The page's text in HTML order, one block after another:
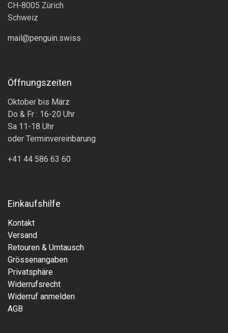
CH-8005 Zürich
Schweiz
mail@penguin.swiss
Öffnungszeiten
Oktober bis März
Do & Fr : 16-20 Uhr
Sa 11-18 Uhr
oder Terminvereinbarung
+41 44 586 63 60
Einkaufshilfe
Kontakt
Versand
Retouren & Umtausch
Grössenangaben
Privatsphäre
Widerrufsrecht
Widerruf anmelden
AGB